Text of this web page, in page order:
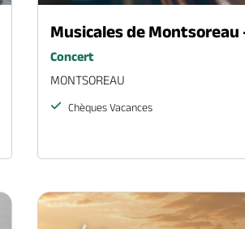
Musicales de Montsoreau
Concert
MONTSOREAU
Chèques Vacances